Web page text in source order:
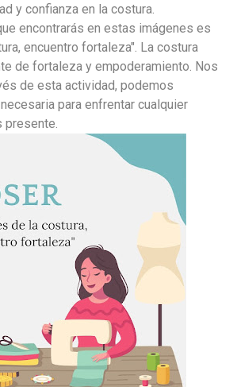
y confianza en la costura.
encontrarás en estas imágenes es
encuentro fortaleza". La costura
de fortaleza y empoderamiento. Nos
de esta actividad, podemos
para enfrentar cualquier